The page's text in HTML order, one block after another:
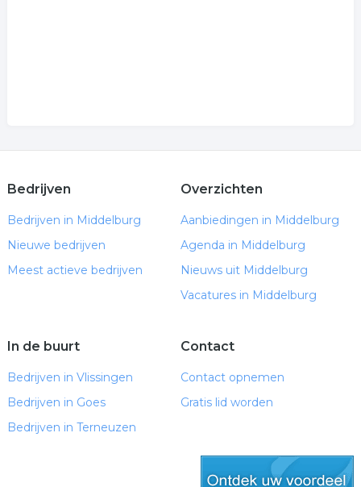
Bedrijven
Bedrijven in Middelburg
Nieuwe bedrijven
Meest actieve bedrijven
Overzichten
Aanbiedingen in Middelburg
Agenda in Middelburg
Nieuws uit Middelburg
Vacatures in Middelburg
In de buurt
Bedrijven in Vlissingen
Bedrijven in Goes
Bedrijven in Terneuzen
Contact
Contact opnemen
Gratis lid worden